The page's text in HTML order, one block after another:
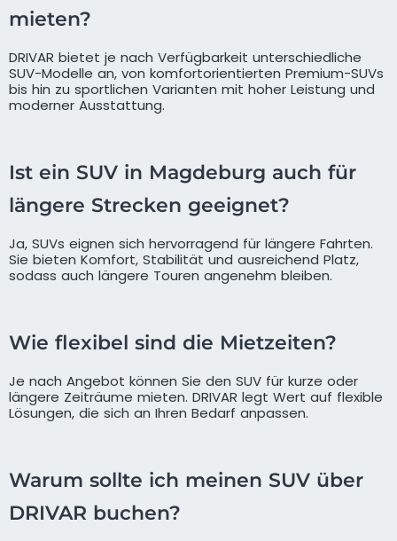
mieten?
DRIVAR bietet je nach Verfügbarkeit unterschiedliche
SUV-Modelle an, von komfortorientierten Premium-SUVs
bis hin zu sportlichen Varianten mit hoher Leistung und
moderner Ausstattung.
Ist ein SUV in Magdeburg auch für
längere Strecken geeignet?
Ja, SUVs eignen sich hervorragend für längere Fahrten.
Sie bieten Komfort, Stabilität und ausreichend Platz,
sodass auch längere Touren angenehm bleiben.
Wie flexibel sind die Mietzeiten?
Je nach Angebot können Sie den SUV für kurze oder
längere Zeiträume mieten. DRIVAR legt Wert auf flexible
Lösungen, die sich an Ihren Bedarf anpassen.
Warum sollte ich meinen SUV über
DRIVAR buchen?